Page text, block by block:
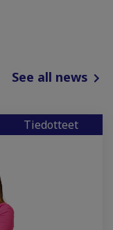
See all news
Tiedotteet